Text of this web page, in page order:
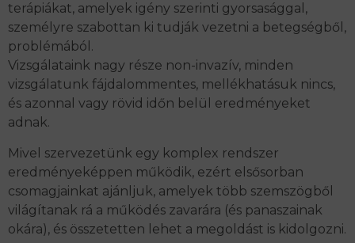
terápiákat, amelyek igény szerinti gyorsasággal,
személyre szabottan ki tudják vezetni a betegségből,
problémából.
Vizsgálataink nagy része non-invazív, minden
vizsgálatunk fájdalommentes, mellékhatásuk nincs,
és azonnal vagy rövid időn belül eredményeket
adnak.
Mivel szervezetünk egy komplex rendszer
eredményeképpen működik, ezért elsősorban
csomagjainkat ajánljuk, amelyek több szemszögből
világítanak rá a működés zavarára (és panaszainak
okára), és összetetten lehet a megoldást is kidolgozni.